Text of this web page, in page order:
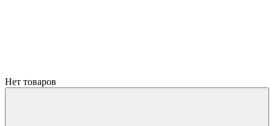
Нет товаров